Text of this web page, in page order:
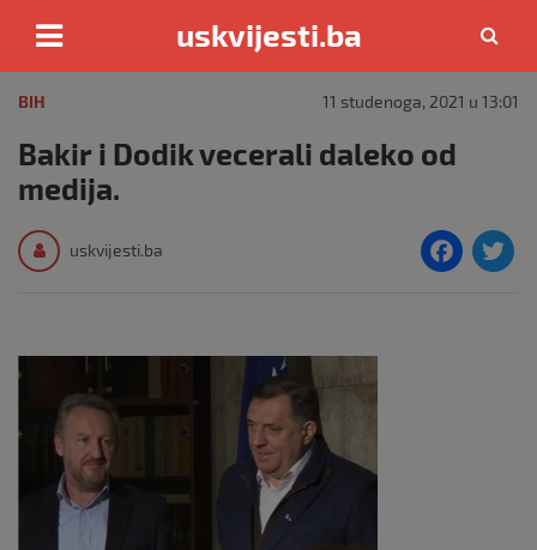
content
uskvijesti.ba
BIH 11 studenoga, 2021 u 13:01
Bakir i Dodik vecerali daleko od
medija.
uskvijesti.ba
F